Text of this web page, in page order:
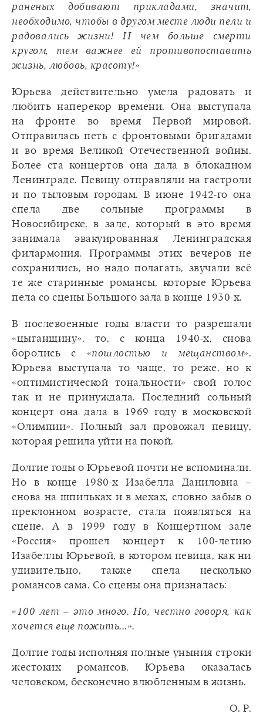
раненых добивают прикладами, значит,
необходимо, чтобы в другом месте люди пели и
радовались жизни! И чем больше смерти
кругом, тем важнее ей противопоставить
жизнь, любовь, красоту!»
Юрьева действительно умела радовать и
любить наперекор времени. Она выступала
на фронте во время Первой мировой.
Отправилась петь с фронтовыми бригадами
и во время Великой Отечественной войны.
Более ста концертов она дала в блокадном
Ленинграде. Певицу отправляли на гастроли
и по тыловым городам. В июне 1942-го она
спела две сольные программы в
Новосибирске, в зале, который в это время
занимала эвакуированная Ленинградская
филармония. Программы этих вечеров не
сохранились, но надо полагать, звучали всё
те же старинные романсы, которые Юрьева
пела со сцены Большого зала в конце 1930-х.
В послевоенные годы власти то разрешали
«цыганщину», то, с конца 1940-х, снова
боролись с «пошлостью и мещанством».
Юрьева выступала то чаще, то реже, но к
«оптимистической тональности» свой голос
так и не принуждала. Последний сольный
концерт она дала в 1969 году в московской
«Олимпии». Полный зал провожал певицу,
которая решила уйти на покой.
Долгие годы о Юрьевой почти не вспоминали.
Но в конце 1980-х Изабелла Даниловна –
снова на шпильках и в мехах, словно забыв о
преклонном возрасте, стала появляться на
сцене. А в 1999 году в Концертном зале
«Россия» прошел концерт к 100-летию
Изабеллы Юрьевой, в котором певица, как ни
удивительно, также спела несколько
романсов сама. Со сцены она призналась:
«100 лет – это много. Но, честно говоря, как
хочется еще пожить...».
Долгие годы исполняя полные уныния строки
жестоких романсов, Юрьева оказалась
человеком, бесконечно влюбленным в жизнь.
O. Р.